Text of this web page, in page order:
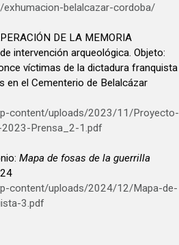
belalcazar-cordoba/
DE LA MEMORIA
intervención arqueológica. Objeto:
víctimas de la dictadura franquista
el Cementerio de Belalcázar
content/uploads/2023/11/Proyecto-
2023-Prensa_2-1.pdf
Mapa de fosas de la guerrilla
content/uploads/2024/12/Mapa-de-
3.pdf